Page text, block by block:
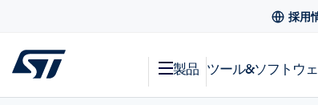
採用
製品 ツール&ソフトウ